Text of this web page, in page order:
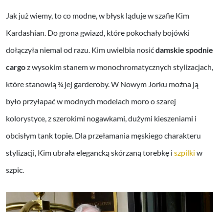
Jak już wiemy, to co modne, w błysk ląduje w szafie Kim
Kardashian. Do grona gwiazd, które pokochały bojówki
dołączyła niemal od razu. Kim uwielbia nosićdamskie spodnie
cargoz wysokim stanem w monochromatycznych stylizacjach,
które stanowią ¾ jej garderoby. W Nowym Jorku można ją
było przyłapać w modnych modelach moro o szarej
kolorystyce, z szerokimi nogawkami, dużymi kieszeniami i
obcisłym tank topie. Dla przełamania męskiego charakteru
stylizacji, Kim ubrała elegancką skórzaną torebkę i szpilki w
szpic.